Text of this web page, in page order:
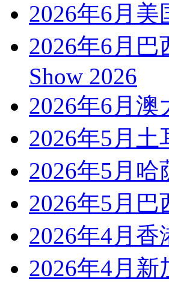
2026年6月
2026年6月
Show 2026
2026年6月
2026年5月土
2026年5月
2026年5月巴
2026年4月香
2026年4月